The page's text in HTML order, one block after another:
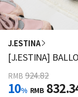
J.ESTINA
[J.ESTINA]
RMB 924.82
10% RMB